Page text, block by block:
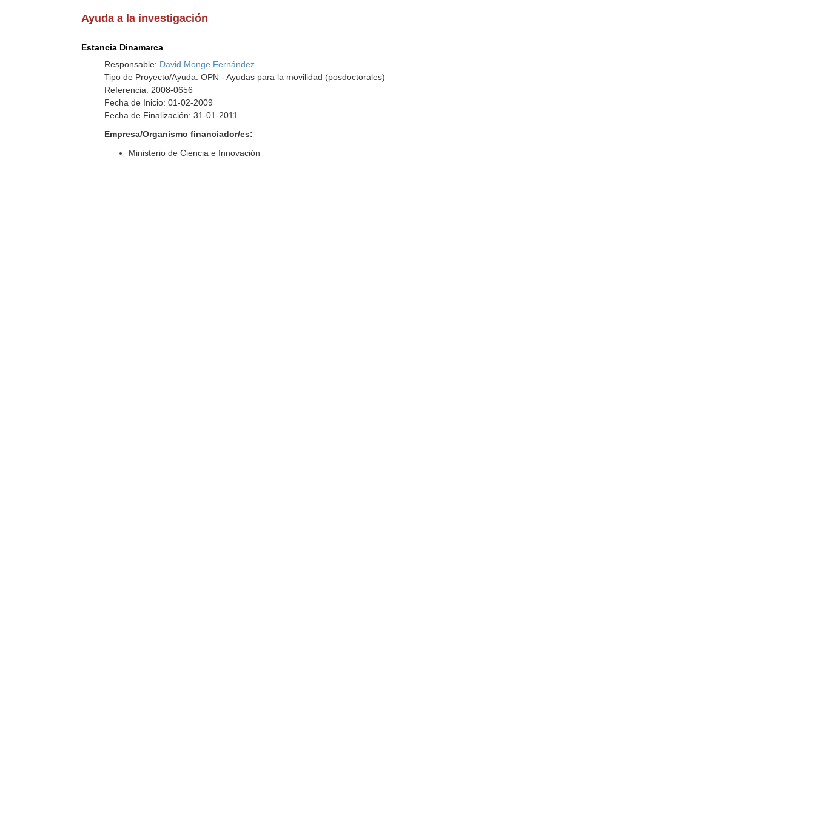
Ayuda a la investigación
Estancia Dinamarca
Responsable: David Monge Fernández
Tipo de Proyecto/Ayuda: OPN - Ayudas para la movilidad (posdoctorales)
Referencia: 2008-0656
Fecha de Inicio: 01-02-2009
Fecha de Finalización: 31-01-2011
Empresa/Organismo financiador/es:
Ministerio de Ciencia e Innovación